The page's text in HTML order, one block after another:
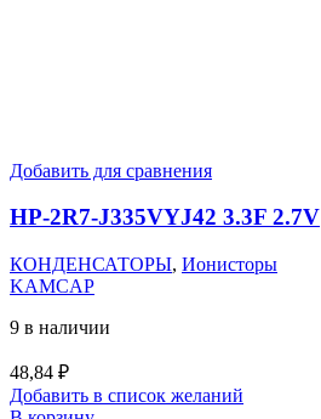
Добавить для сравнения
HP-2R7-J335VYJ42 3.3F 2.7V
КОНДЕНСАТОРЫ, Ионисторы
KAMCAP
9 в наличии
48,84 ₽
Добавить в список желаний